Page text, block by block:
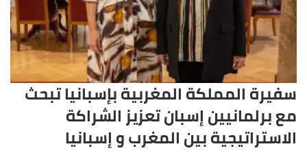
سفيرة المملكة المغربية بإسبانيا تبحث
مع برلمانيين إسبان تعزيز الشراكة
الاستراتيجية بين المغرب و إسبانيا